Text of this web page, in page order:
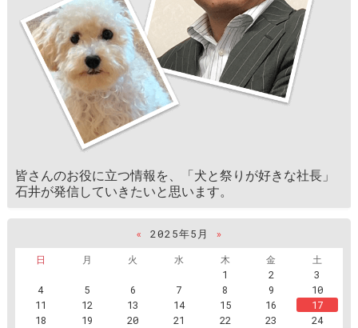
皆さんのお役に立つ情報を、「犬と祭りが好きな社長」
石井が発信していきたいと思います。
« 2025年5月
»
日
月 火 水 木 金
土
1
2
3
4
5 6 7 8 9
10
11
12 13 14 15 16
17
18
19 20 21 22 23
24